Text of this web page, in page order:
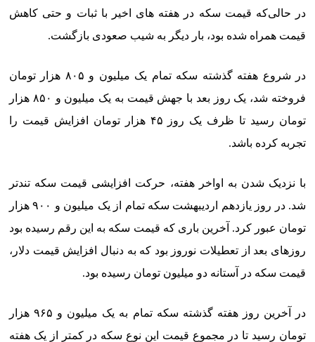
در حالی‌که قیمت سکه در هفته ‌های اخیر با ثبات و حتی کاهش
قیمت همراه شده بود، بار دیگر به شیب صعودی بازگشت.
در شروع هفته گذشته سکه تمام یک میلیون و ۸۰۵ هزار تومان
فروخته شد، یک روز بعد با جهش قیمت به یک میلیون و ۸۵۰ هزار
تومان رسید تا ظرف یک روز ۴۵ هزار تومان افزایش قیمت را
تجربه کرده باشد.
با نزدیک شدن به اواخر هفته، حرکت افزایشی قیمت سکه تندتر
شد. در روز یازدهم اردیبهشت سکه تمام از یک میلیون و ۹۰۰ هزار
تومان عبور کرد. آخرین باری که قیمت سکه به این رقم رسیده بود
روزهای بعد از تعطیلات نوروز بود که به دنبال افزایش قیمت دلار،
قیمت سکه در آستانه دو میلیون تومان رسیده بود.
در آخرین روز هفته گذشته سکه تمام به یک میلیون و ۹۶۵ هزار
تومان رسید تا در مجموع قیمت این نوع سکه در کمتر از یک هفته